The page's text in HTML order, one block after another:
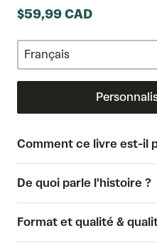
$59,99 CAD
Comment ce livre est-il
De quoi parle l'histoire ?
Format et qualité &